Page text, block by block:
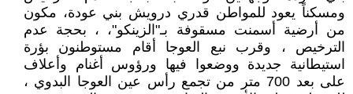
ومسكناً يعود للمواطن قدري درويش بني عودة، مكون
من أرضية أسمنت مسقوفة بـ"الزينكو"، ، بحجة عدم
الترخيص ، وقرب نبع العوجا أقام مستوطنون بؤرة
استيطانية جديدة ووضعوا فيها ورؤوس أغنام وأعلاف
على بعد 700 متر من تجمع رأس عين العوجا البدوي ،